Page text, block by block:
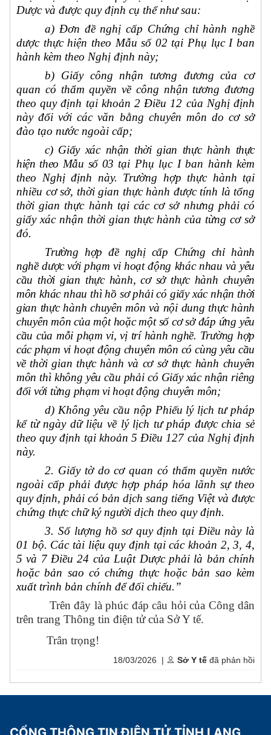
Dược và được quy định cụ thể như sau:
a) Đơn đề nghị cấp Chứng chỉ hành nghề
dược thực hiện theo Mẫu số 02 tại Phụ lục I ban
hành kèm theo Nghị định này;
b) Giấy công nhận tương đương của cơ
quan có thẩm quyền về công nhận tương đương
theo quy định tại khoản 2 Điều 12 của Nghị định
nàyđối với các văn bằng chuyên môn do cơ sở
đào tạo nước ngoài cấp;
c) Giấy xác nhận thời gian thực hành thực
hiện theo Mẫu số 03 tại Phụ lục I ban hành kèm
theo Nghị định này. Trường hợp thực hành tại
nhiều cơ sở, thời gian thực hành được tính là tổng
thời gian thực hành tại các cơ sở nhưng phải có
giấy xác nhận thời gian thực hành của từng cơ sở
đó.
Trường hợp đề nghị cấp Chứng chỉ hành
nghề dược với phạm vi hoạt động khác nhau và yêu
cầu thời gian thực hành, cơ sở thực hành chuyên
môn khác nhau thì hồ sơ phải có giấy xác nhận thời
gian thực hành chuyên môn và nội dung thực hành
chuyên môn của một hoặc một số cơ sở đáp ứng yêu
cầu của mỗi phạm vi, vị trí hành nghề. Trường hợp
các phạm vi hoạt động chuyên môn có cùng yêu cầu
về thời gian thực hành và cơ sở thực hành chuyên
môn thì không yêu cầu phải có Giấy xác nhận riêng
đối với từng phạm vi hoạt động chuyên môn;
d) Không yêu cầu nộp Phiếu lý lịch tư pháp
kể từ ngày dữ liệu về lý lịch tư pháp được chia sẻ
theo quy định tại khoản 5 Điều 127 của Nghị định
này.
2. Giấy tờ do cơ quan có thẩm quyền nước
ngoài cấp phải được hợp pháp hóa lãnh sự theo
quy định, phải có bản dịch sang tiếng Việt và được
chứng thực chữ ký người dịch theo quy định.
3. Số lượng hồ sơ quy định tại Điều này là
01 bộ. Các tài liệu quy định tại các khoản 2, 3, 4,
5 và 7 Điều 24 của Luật Dược phải là bản chính
hoặc bản sao có chứng thực hoặc bản sao kèm
xuất trình bản chính để đối chiếu.”
Trên đây là phúc đáp câu hỏi của Công dân
trên trang Thông tin điện tử của Sở Y tế.
Trân trọng!
18/03/2026 | Sở Y tế đã phản hồi